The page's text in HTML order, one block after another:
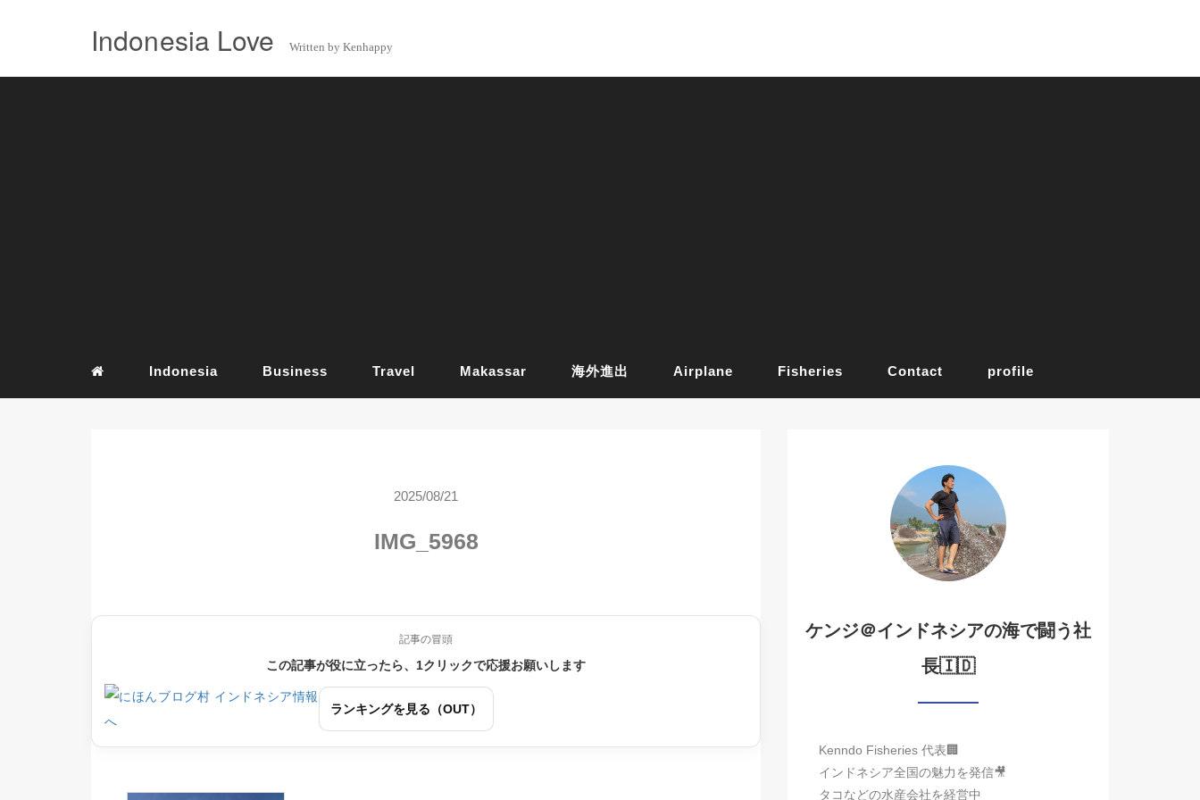
Indonesia Love Written by Kenhappy
Indonesia Business Travel Makassar 海外進出 Airplane Fisheries Contact profile
2025/08/21
IMG_5968
記事の冒頭
この記事が役に立ったら、1クリックで応援お願いします
ランキングを見る（OUT）
ケンジ＠インドネシアの海で闘う社
長🇮🇩
Kenndo Fisheries 代表🏢
インドネシア全国の魅力を発信🎥
タコなどの水産会社を経営中